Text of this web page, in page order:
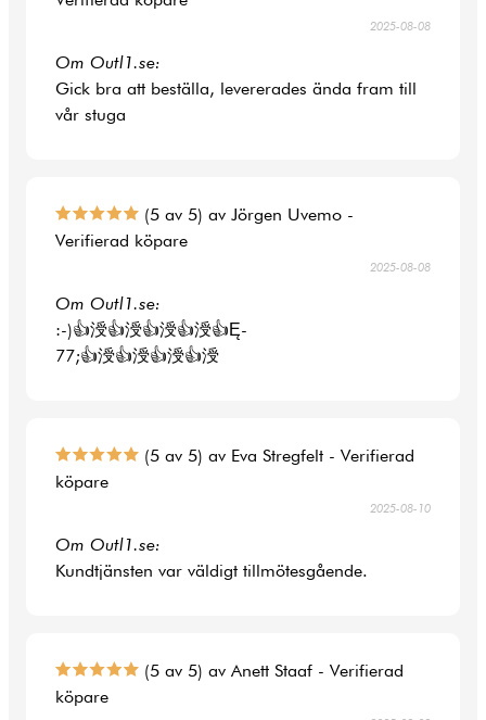
2025-08-08
Om Outl1.se:
Gick bra att beställa, levererades ända fram till
vår stuga
(5 av 5) av Jörgen Uvemo -
Verifierad köpare
2025-08-08
Om Outl1.se:
:-)👍涭👍涭👍涭👍涭👍Ę-
77;👍涭👍涭👍涭👍涭
(5 av 5) av Eva Stregfelt - Verifierad
köpare
2025-08-10
Om Outl1.se:
Kundtjänsten var väldigt tillmötesgående.
(5 av 5) av Anett Staaf - Verifierad
köpare